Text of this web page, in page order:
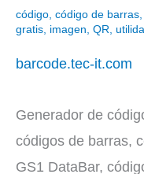
código, código de barras,
gratis, imagen, QR,
barcode.tec-it.com
Generador de
códigos de barras,
GS1 DataBar,
IT